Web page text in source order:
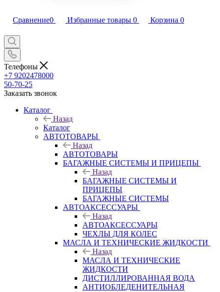
Сравнение0 Избранные товары 0 Корзина 0
Телефоны
+7 9202478000
50-70-25
Заказать звонок
Каталог
Назад
Каталог
АВТОТОВАРЫ
Назад
АВТОТОВАРЫ
БАГАЖНЫЕ СИСТЕМЫ И ПРИЦЕПЫ
Назад
БАГАЖНЫЕ СИСТЕМЫ И
ПРИЦЕПЫ
БАГАЖНЫЕ СИСТЕМЫ
АВТОАКСЕССУАРЫ
Назад
АВТОАКСЕССУАРЫ
ЧЕХЛЫ ДЛЯ КОЛЕС
МАСЛА И ТЕХНИЧЕСКИЕ ЖИДКОСТИ
Назад
МАСЛА И ТЕХНИЧЕСКИЕ
ЖИДКОСТИ
ДИСТИЛЛИРОВАННАЯ ВОДА
АНТИОБЛЕДЕНИТЕЛЬНАЯ